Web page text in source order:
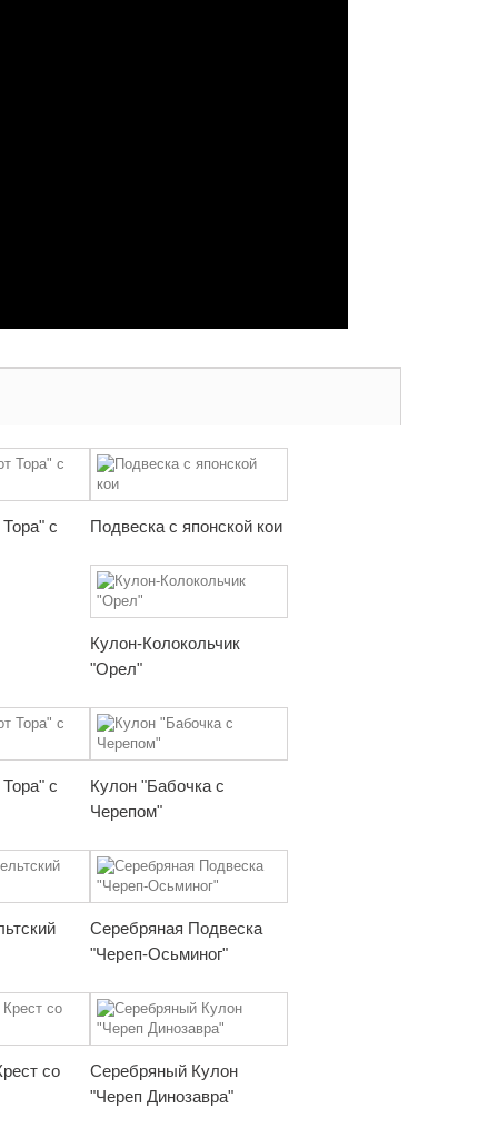
с
Подвеска с японской кои
Кулон-Колокольчик
"Орел"
с
Кулон "Бабочка с
Черепом"
Серебряная Подвеска
"Череп-Осьминог"
со
Серебряный Кулон
"Череп Динозавра"